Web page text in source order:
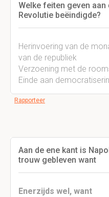
Welke feiten geven
Revolutie beëindigde?
Herinvoering van de
van de republiek
Verzoening met de
Einde aan
Rapporteer
Aan de ene kant is
trouw gebleven want
Enerzijds wel, want